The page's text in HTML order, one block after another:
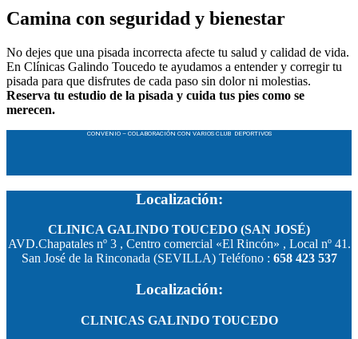
Camina con seguridad y bienestar
No dejes que una pisada incorrecta afecte tu salud y calidad de vida.
En Clínicas Galindo Toucedo te ayudamos a entender y corregir tu
pisada para que disfrutes de cada paso sin dolor ni molestias.
Reserva tu estudio de la pisada y cuida tus pies como se
merecen.
CONVENIO – COLABORACIÓN CON VARIOS CLUB DEPORTIVOS
Localización:
CLINICA GALINDO TOUCEDO (SAN JOSÉ)
AVD.Chapatales nº 3 , Centro comercial «El Rincón» , Local nº 41.
San José de la Rinconada (SEVILLA) Teléfono : 658 423 537
Localización:
CLINICAS GALINDO TOUCEDO